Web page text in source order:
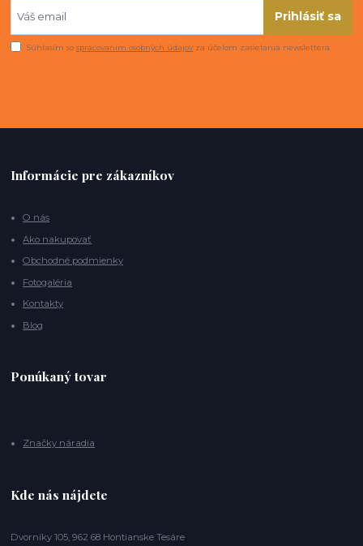
Prihlásiť sa
Súhlasím sospracovaním osobných údajov za účelom zasielania newslettera.
Informácie pre zákazníkov
O nás
Ako nakupovať
Obchodné podmienky
Fotogaléria
Kontakty
Blog
Ponúkaný tovar
Značky náradia
Kde nás nájdete
Dvorníky 105, 962 68 Hontianske Tesáre